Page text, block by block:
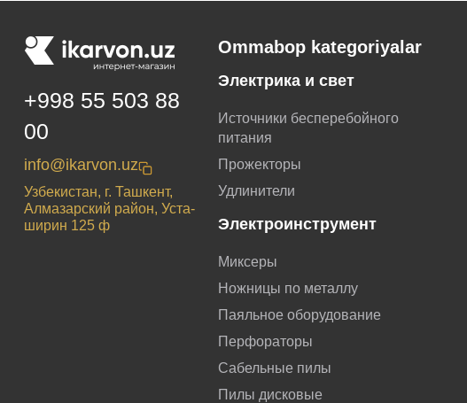
+998 55 503 88
00
info@ikarvon.uz
Узбекистан, г. Ташкент,
Алмазарский район, Уста-
ширин 125 ф
Ommabop kategoriyalar
Электрика и свет
Источники бесперебойного
питания
Прожекторы
Удлинители
Электроинструмент
Миксеры
Ножницы по металлу
Паяльное оборудование
Перфораторы
Сабельные пилы
Пилы дисковые